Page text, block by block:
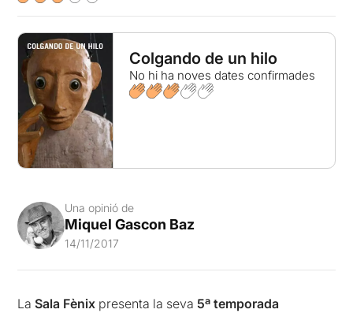
Colgando de un hilo
No hi ha noves dates confirmades
Una opinió de
Miquel Gascon Baz
14/11/2017
LaSala Fènix presenta la seva 5ª temporada